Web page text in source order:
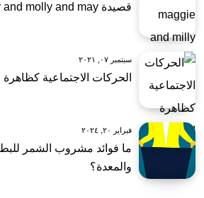
قصيدة maggie and milly and molly and may
سبتمبر ٠٧, ٢٠٢١
الحركات الاجتماعية كظاهرة
فبراير ٢٠, ٢٠٢٤
ما فوائد مشروب الشمر
والمعدة؟